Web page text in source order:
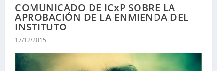
COMUNICADO DE ICxP SOBRE LA
APROBACIÓN DE LA ENMIENDA DEL
INSTITUTO
17/12/2015